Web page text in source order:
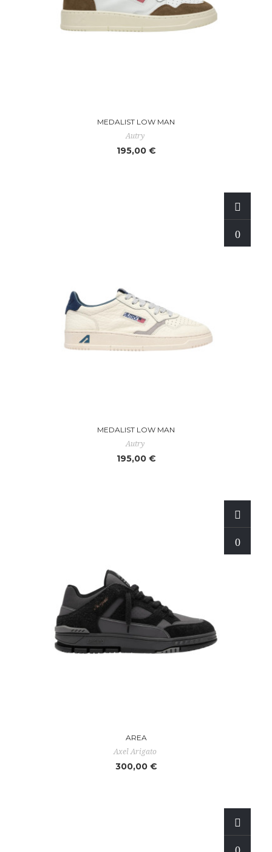
MEDALIST LOW MAN
Autry
195,00 €
MEDALIST LOW MAN
Autry
195,00 €
AREA
Axel Arigato
300,00 €